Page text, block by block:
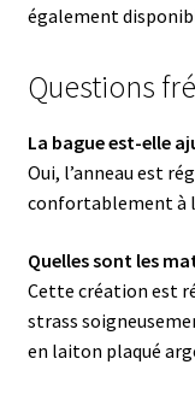
également
Questions
La bague est-elle
Oui, l’anneau est
confortablement à
Quelles sont les
Cette création est
strass
en laiton plaqué